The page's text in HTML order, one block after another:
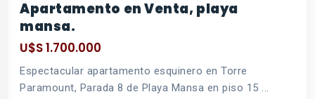
Apartamento en Venta, playa
mansa.
U$S 1.700.000
Espectacular apartamento esquinero en Torre
Paramount, Parada 8 de Playa Mansa en piso 15 ...